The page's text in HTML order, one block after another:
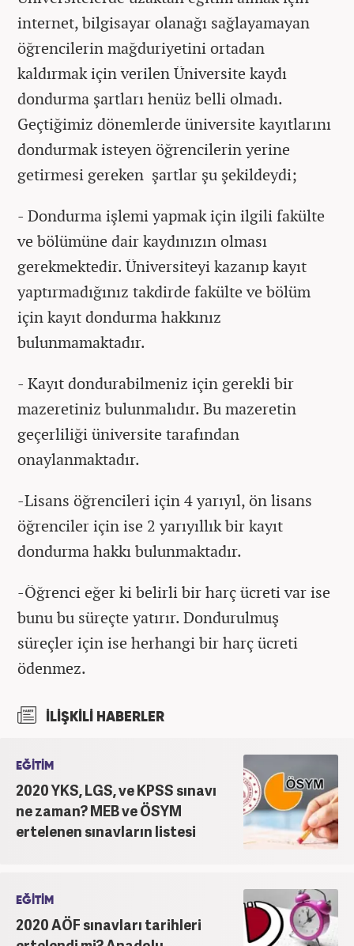
internet, bilgisayar olanağı sağlayamayan
öğrencilerin mağduriyetini ortadan
kaldırmak için verilen Üniversite kaydı
dondurma şartları henüz belli olmadı.
Geçtiğimiz dönemlerde üniversite kayıtlarını
dondurmak isteyen öğrencilerin yerine
getirmesi gereken şartlar şu şekildeydi;
- Dondurma işlemi yapmak için ilgili fakülte
ve bölümüne dair kaydınızın olması
gerekmektedir. Üniversiteyi kazanıp kayıt
yaptırmadığınız takdirde fakülte ve bölüm
için kayıt dondurma hakkınız
bulunmamaktadır.
- Kayıt dondurabilmeniz için gerekli bir
mazeretiniz bulunmalıdır. Bu mazeretin
geçerliliği üniversite tarafından
onaylanmaktadır.
-Lisans öğrencileri için 4 yarıyıl, ön lisans
öğrenciler için ise 2 yarıyıllık bir kayıt
dondurma hakkı bulunmaktadır.
-Öğrenci eğer ki belirli bir harç ücreti var ise
bunu bu süreçte yatırır. Dondurulmuş
süreçler için ise herhangi bir harç ücreti
ödenmez.
İLİŞKİLİ HABERLER
EĞİTİM
2020 YKS, LGS, ve KPSS sınavı
ne zaman? MEB ve ÖSYM
ertelenen sınavların listesi
EĞİTİM
2020 AÖF sınavları tarihleri